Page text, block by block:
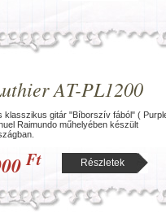
AT-PL1200
klasszikus gitár "Bíborszív fából" (
Raimundo műhelyében készült
Ft Részletek